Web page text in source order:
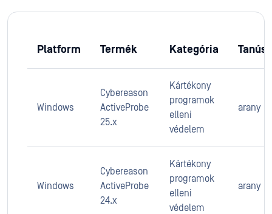
Platform Termék Kategória
Windows
Cybereason
ActiveProbe
25.x
Kártékony
programok
elleni
védelem
arany
Windows
Cybereason
ActiveProbe
24.x
Kártékony
programok
elleni
védelem
arany